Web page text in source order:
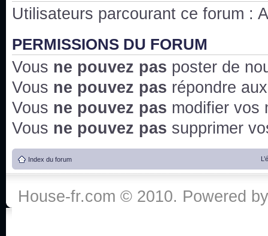
Utilisateurs parcourant ce forum :
PERMISSIONS DU FORUM
Vous ne pouvez pas poster de
Vous ne pouvez pas répondre
Vous ne pouvez pas modifier vos
Vous ne pouvez pas supprimer
Index du forum
House-fr.com © 2010. Powered